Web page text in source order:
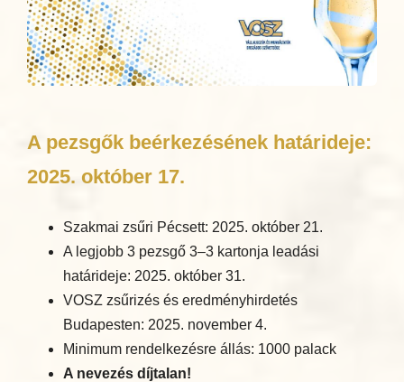
A pezsgők beérkezésének határideje:
2025. október 17.
Szakmai zsűri Pécsett: 2025. október 21.
A legjobb 3 pezsgő 3–3 kartonja leadási
határideje: 2025. október 31.
VOSZ zsűrizés és eredményhirdetés
Budapesten: 2025. november 4.
Minimum rendelkezésre állás: 1000 palack
A nevezés díjtalan!